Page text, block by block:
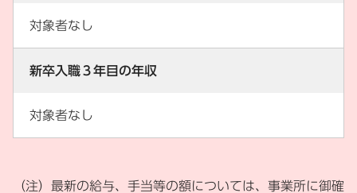
対象者なし
新卒入職３年目の年収
対象者なし
（注）最新の給与、手当等の額については、事業所に御確